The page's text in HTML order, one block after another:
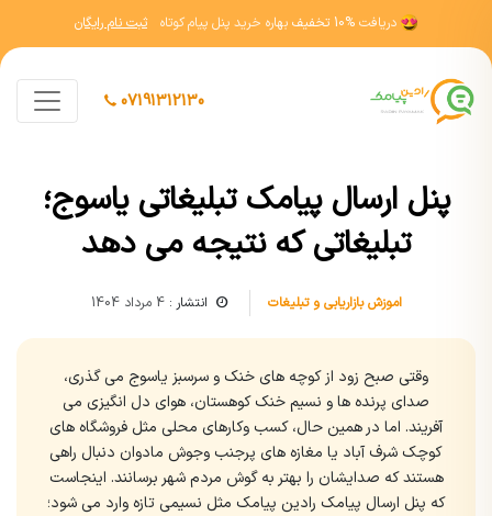
دریافت 10% تخفیف بهاره خرید پنل پیام کوتاه ثبت نام رایگان
07191312130
پنل ارسال پیامک تبلیغاتی یاسوج؛
تبلیغاتی که نتیجه می دهد
اموزش بازاریابی و تبلیغات انتشار :4 مرداد 1404
وقتی صبح زود از کوچه های خنک و سرسبز یاسوج می گذری،
صدای پرنده ها و نسیم خنک کوهستان، هوای دل انگیزی می
آفریند. اما در همین حال، کسب وکارهای محلی مثل فروشگاه های
کوچک شرف آباد یا مغازه های پرجنب وجوش مادوان دنبال راهی
هستند که صدایشان را بهتر به گوش مردم شهر برسانند. اینجاست
که پنل ارسال پیامک رادین پیامک مثل نسیمی تازه وارد می شود؛